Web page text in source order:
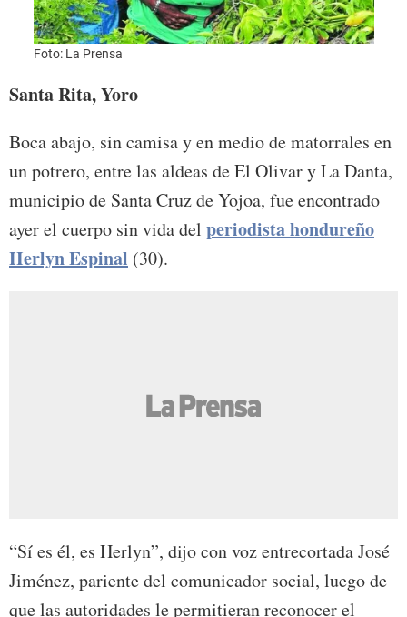
Foto: La Prensa
Santa Rita, Yoro
Boca abajo, sin camisa y en medio de matorrales en
un potrero, entre las aldeas de El Olivar y La Danta,
municipio de Santa Cruz de Yojoa, fue encontrado
ayer el cuerpo sin vida del periodista hondureño
Herlyn Espinal (30).
“Sí es él, es Herlyn”, dijo con voz entrecortada José
Jiménez, pariente del comunicador social, luego de
que las autoridades le permitieran reconocer el